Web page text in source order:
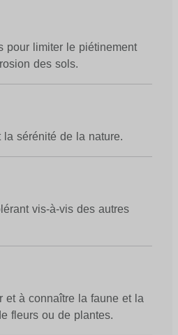
pour limiter le piétinement
des sols.
la sérénité de la nature.
vis-à-vis des autres
et à connaître la faune et la
fleurs ou de plantes.